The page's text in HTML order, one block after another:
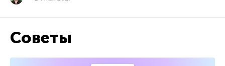
Советы